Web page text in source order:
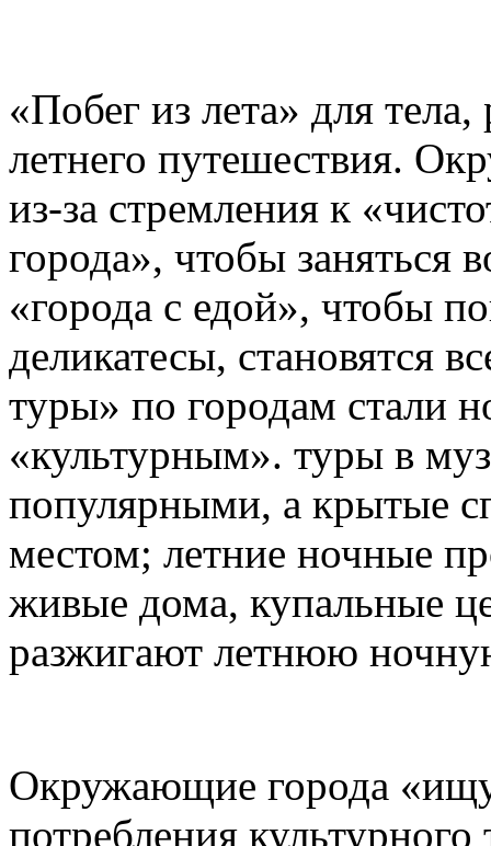
«Побег из лета» для
летнего путешествия.
из-за стремления к
города», чтобы заняться
«города с едой», чтобы
деликатесы, становятся
туры» по городам стали
«культурным». туры в
популярными, а крытые
местом; летние ночные
живые дома, купальные
разжигают летнюю
Окружающие города
потребления